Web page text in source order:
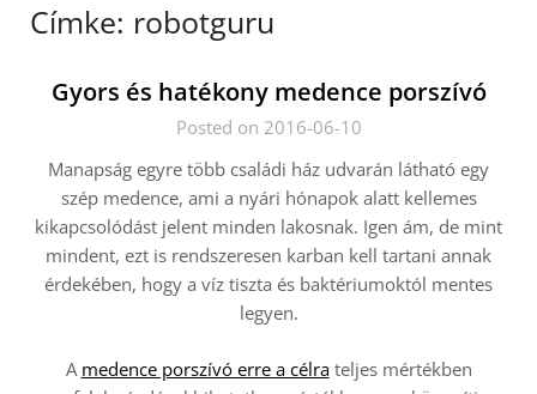
Címke: robotguru
Gyors és hatékony medence porszívó
Posted on 2016-06-10
Manapság egyre több családi ház udvarán látható egy
szép medence, ami a nyári hónapok alatt kellemes
kikapcsolódást jelent minden lakosnak. Igen ám, de mint
mindent, ezt is rendszeresen karban kell tartani annak
érdekében, hogy a víz tiszta és baktériumoktól mentes
legyen.
A medence porszívó erre a célrateljes mértékben